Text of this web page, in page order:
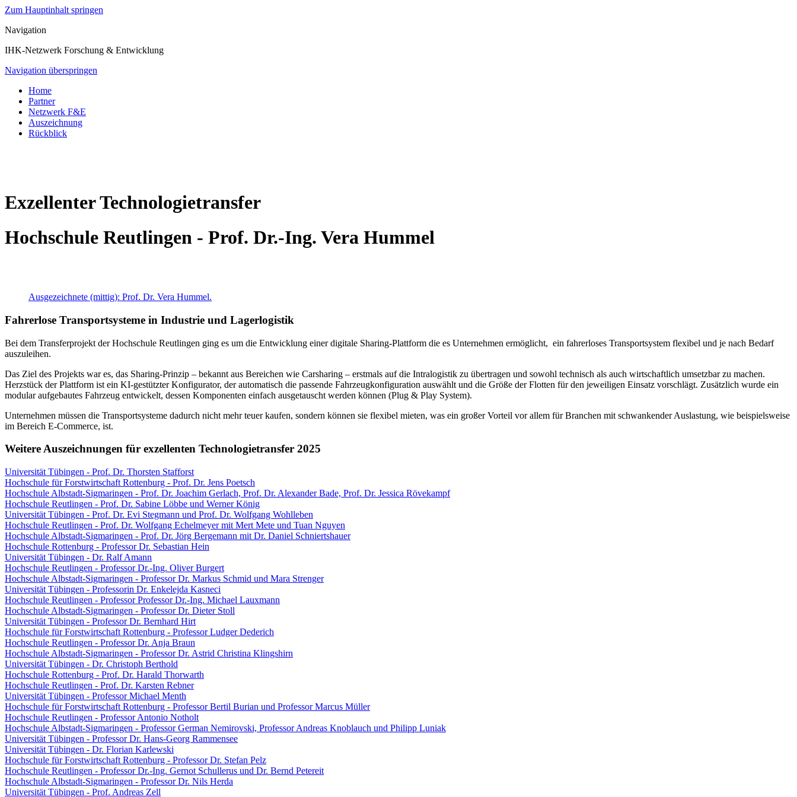
Zum Hauptinhalt springen
Navigation
IHK-Netzwerk Forschung & Entwicklung
Navigation überspringen
Home
Partner
Netzwerk F&E
Auszeichnung
Rückblick
Exzellenter Technologietransfer
Hochschule Reutlingen - Prof. Dr.-Ing. Vera Hummel
Ausgezeichnete (mittig): Prof. Dr. Vera Hummel.
Fahrerlose Transportsysteme in Industrie und Lagerlogistik
Bei dem Transferprojekt der Hochschule Reutlingen ging es um die Entwicklung einer digitale Sharing-Plattform die es Unternehmen ermöglicht, ein fahrerloses Transportsystem flexibel und je nach Bedarf
auszuleihen.
Das Ziel des Projekts war es, das Sharing-Prinzip – bekannt aus Bereichen wie Carsharing – erstmals auf die Intralogistik zu übertragen und sowohl technisch als auch wirtschaftlich umsetzbar zu machen.
Herzstück der Plattform ist ein KI-gestützter Konfigurator, der automatisch die passende Fahrzeugkonfiguration auswählt und die Größe der Flotten für den jeweiligen Einsatz vorschlägt. Zusätzlich wurde ein
modular aufgebautes Fahrzeug entwickelt, dessen Komponenten einfach ausgetauscht werden können (Plug & Play System).
Unternehmen müssen die Transportsysteme dadurch nicht mehr teuer kaufen, sondern können sie flexibel mieten, was ein großer Vorteil vor allem für Branchen mit schwankender Auslastung, wie beispielsweise
im Bereich E-Commerce, ist.
Weitere Auszeichnungen für exzellenten Technologietransfer 2025
Universität Tübingen - Prof. Dr. Thorsten Stafforst
Hochschule für Forstwirtschaft Rottenburg - Prof. Dr. Jens Poetsch
Hochschule Albstadt-Sigmaringen - Prof. Dr. Joachim Gerlach, Prof. Dr. Alexander Bade, Prof. Dr. Jessica Rövekampf
Hochschule Reutlingen - Prof. Dr. Sabine Löbbe und Werner König
Universität Tübingen - Prof. Dr. Evi Stegmann und Prof. Dr. Wolfgang Wohlleben
Hochschule Reutlingen - Prof. Dr. Wolfgang Echelmeyer mit Mert Mete und Tuan Nguyen
Hochschule Albstadt-Sigmaringen - Prof. Dr. Jörg Bergemann mit Dr. Daniel Schniertshauer
Hochschule Rottenburg - Professor Dr. Sebastian Hein
Universität Tübingen - Dr. Ralf Amann
Hochschule Reutlingen - Professor Dr.-Ing. Oliver Burgert
Hochschule Albstadt-Sigmaringen - Professor Dr. Markus Schmid und Mara Strenger
Universität Tübingen - Professorin Dr. Enkelejda Kasneci
Hochschule Reutlingen - Professor Professor Dr.-Ing. Michael Lauxmann
Hochschule Albstadt-Sigmaringen - Professor Dr. Dieter Stoll
Universität Tübingen - Professor Dr. Bernhard Hirt
Hochschule für Forstwirtschaft Rottenburg - Professor Ludger Dederich
Hochschule Reutlingen - Professor Dr. Anja Braun
Hochschule Albstadt-Sigmaringen - Professor Dr. Astrid Christina Klingshirn
Universität Tübingen - Dr. Christoph Berthold
Hochschule Rottenburg - Prof. Dr. Harald Thorwarth
Hochschule Reutlingen - Prof. Dr. Karsten Rebner
Universität Tübingen - Professor Michael Menth
Hochschule für Forstwirtschaft Rottenburg - Professor Bertil Burian und Professor Marcus Müller
Hochschule Reutlingen - Professor Antonio Notholt
Hochschule Albstadt-Sigmaringen - Professor German Nemirovski, Professor Andreas Knoblauch und Philipp Luniak
Universität Tübingen - Professor Dr. Hans-Georg Rammensee
Universität Tübingen - Dr. Florian Karlewski
Hochschule für Forstwirtschaft Rottenburg - Professor Dr. Stefan Pelz
Hochschule Reutlingen - Professor Dr.-Ing. Gernot Schullerus und Dr. Bernd Petereit
Hochschule Albstadt-Sigmaringen - Professor Dr. Nils Herda
Universität Tübingen - Prof. Andreas Zell